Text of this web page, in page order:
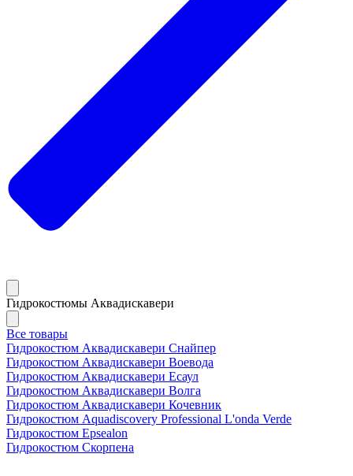
Гидрокостюмы Аквадискавери
Все товары
Гидрокостюм Аквадискавери Снайпер
Гидрокостюм Аквадискавери Воевода
Гидрокостюм Аквадискавери Есаул
Гидрокостюм Аквадискавери Волга
Гидрокостюм Аквадискавери Кочевник
Гидрокостюм Aquadiscovery Professional L'onda Verde
Гидрокостюм Epsealon
Гидрокостюм Скорпена